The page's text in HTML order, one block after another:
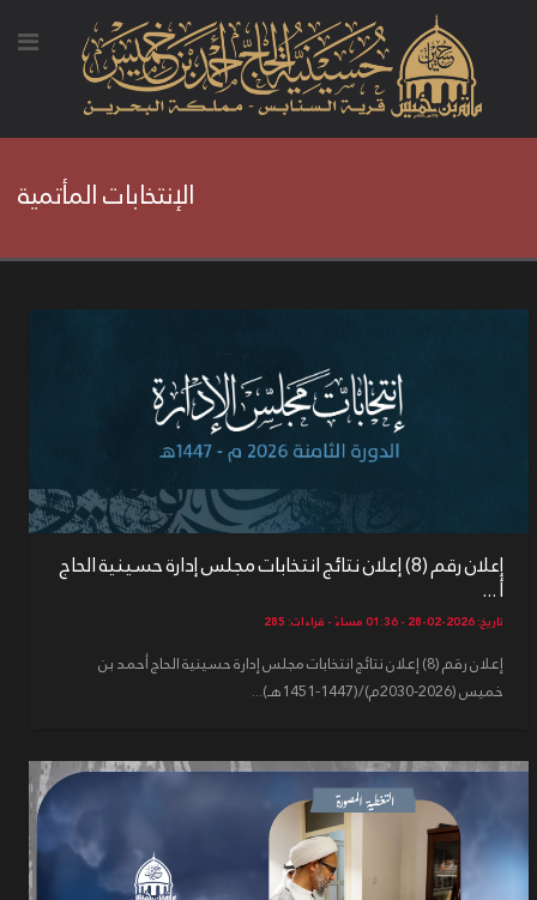
الإنتخابات المأتمية
إعلان رقم (8) إعلان نتائج انتخابات مجلس إدارة حسينية الحاج
أ ...
تاريخ: 2026-02-28 - 01:36 مساءً - قراءات: 285
إعلان رقم (8) إعلان نتائج انتخابات مجلس إدارة حسينية الحاج أحمد بن
خميس (2026-2030م)/(1447-1451هـ)...